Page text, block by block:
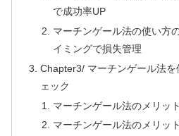
で成功率UP
マーチンゲール法の使い方
イミングで損失管理
Chapter3/ マーチンゲール法
ェック
マーチンゲール法のメリッ
マーチンゲール法のメリッ